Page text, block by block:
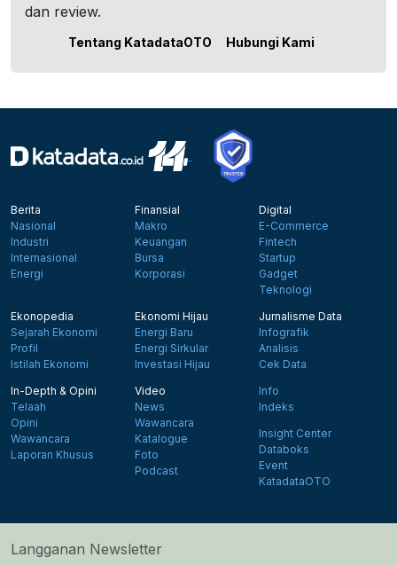
dan review.
Tentang KatadataOTO Hubungi Kami
Berita
Nasional
Industri
Internasional
Energi
Finansial
Makro
Keuangan
Bursa
Korporasi
Digital
E-Commerce
Fintech
Startup
Gadget
Teknologi
Ekonopedia
Sejarah Ekonomi
Profil
Istilah Ekonomi
Ekonomi Hijau
Energi Baru
Energi Sirkular
Investasi Hijau
Jurnalisme Data
Infografik
Analisis
Cek Data
In-Depth & Opini
Telaah
Opini
Wawancara
Laporan Khusus
Video
News
Wawancara
Katalogue
Foto
Podcast
Info
Indeks
Insight Center
Databoks
Event
KatadataOTO
Langganan Newsletter